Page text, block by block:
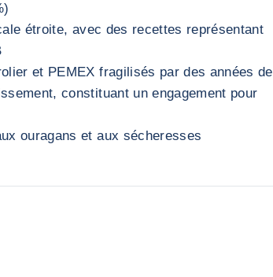
étroite, avec des recettes représentant
et PEMEX fragilisés par des années de
constituant un engagement pour
ouragans et aux sécheresses